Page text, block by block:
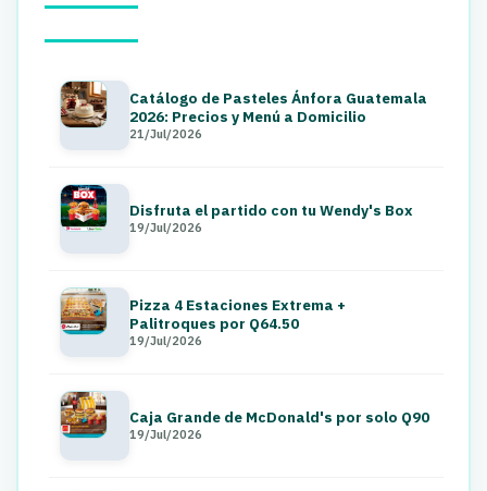
Catálogo de Pasteles Ánfora Guatemala
2026: Precios y Menú a Domicilio
21/Jul/2026
Disfruta el partido con tu Wendy's Box
19/Jul/2026
Pizza 4 Estaciones Extrema +
Palitroques por Q64.50
19/Jul/2026
Caja Grande de McDonald's por solo Q90
19/Jul/2026